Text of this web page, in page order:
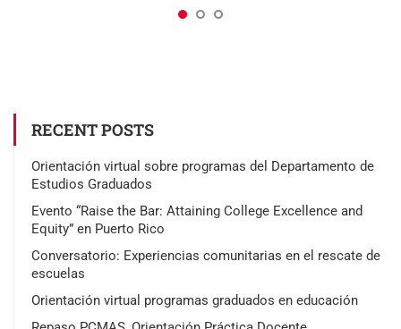
RECENT POSTS
Orientación virtual sobre programas del Departamento de
Estudios Graduados
Evento “Raise the Bar: Attaining College Excellence and
Equity” en Puerto Rico
Conversatorio: Experiencias comunitarias en el rescate de
escuelas
Orientación virtual programas graduados en educación